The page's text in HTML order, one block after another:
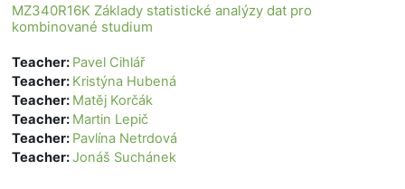
MZ340R16K Základy statistické analýzy dat pro
kombinované studium
Teacher: Pavel Cihlář
Teacher: Kristýna Hubená
Teacher: Matěj Korčák
Teacher: Martin Lepič
Teacher: Pavlína Netrdová
Teacher:Jonáš Suchánek